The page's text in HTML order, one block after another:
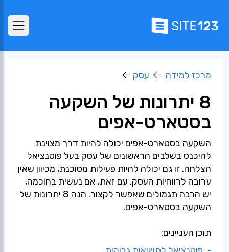
מרכז למידה עסק
8 יתרונות של השקעה
בסטארט-אפים
השקעה בסטארט-אפים יכולה להיות דרך מצוינת
להיכנס בשלבים הראשונים של עסק בעל פוטנציאל
הצלחה. זו גם יכולה להיות פעילות מסוכנת, מכיוון שאין
ערובה לרווחיות העסק. עם זאת, אם נעשית בחוכמה,
יש הרבה תגמולים שאפשר לקצור. הנה 8 יתרונות של
השקעה בסטארט-אפים.
תוכן העניינים: